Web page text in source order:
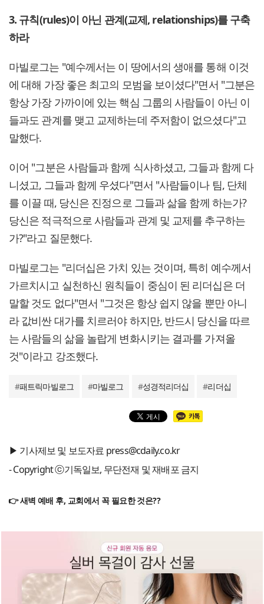
3. 규칙(rules)이 아닌 관계(교제, relationships)를 구축
하라
마빌로그는 "예수께서는 이 땅에서의 생애를 통해 이것
에 대해 가장 좋은 최고의 모범을 보이셨다"면서 "그분은
항상 가장 가까이에 있는 핵심 그룹의 사람들이 아닌 이
들과도 관계를 맺고 교제하는데 주저함이 없으셨다"고
말했다.
이어 "그분은 사람들과 함께 식사하셨고, 그들과 함께 다
니셨고, 그들과 함께 우셨다"면서 "사람들이나 팀, 단체
를 이끌 때, 당신은 진정으로 그들과 삶을 함께 하는가?
당신은 적극적으로 사람들과 관계 및 교제를 추구하는
가?"라고 질문했다.
마빌로그는 "리더십은 가치 있는 것이며, 특히 예수께서
가르치시고 실천하신 원칙들이 중심이 된 리더십은 더
말할 것도 없다"면서 "그것은 항상 쉽지 않을 뿐만 아니
라 값비싼 대가를 치르러야 하지만, 반드시 당신을 따르
는 사람들의 삶을 놀랍게 변화시키는 결과를 가져올
것"이라고 강조했다.
#패트릭마빌로그 #마빌로그 #성경적리더십 #리더십
▶ 기사제보 및 보도자료 press@cdaily.co.kr
- Copyright ⓒ기독일보, 무단전재 및 재배포 금지
👉 새벽 예배 후, 교회에서 꼭 필요한 것은??